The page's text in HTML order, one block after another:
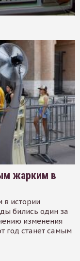
жарким в
в истории
бились один за
изменения
год станет самым